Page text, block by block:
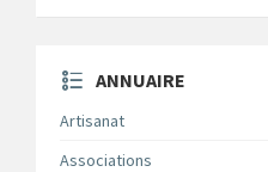
ANNUAIRE
Artisanat
Associations